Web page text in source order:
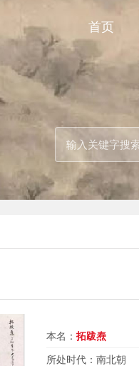
首页
本名： 拓跋焘
所处时代：南北朝